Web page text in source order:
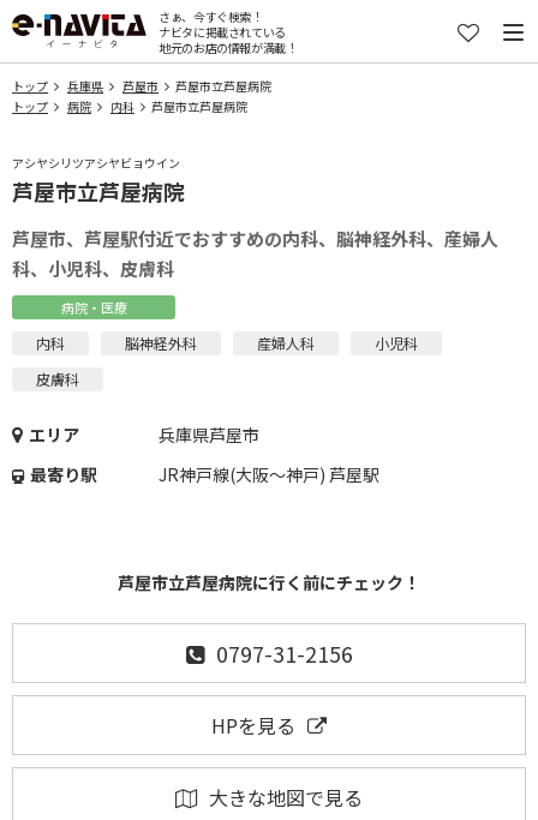
さぁ、今すぐ検索！
ナビタに掲載されている
地元のお店の情報が満載！
トップ 兵庫県 芦屋市
芦屋市立芦屋病院
トップ
病院 内科 芦屋市立芦屋病院
アシヤシリツアシヤビョウイン
芦屋市立芦屋病院
芦屋市、芦屋駅付近でおすすめの内科、脳神経外科、産婦人
科、小児科、皮膚科
病院・医療
内科 脳神経外科 産婦人科
小児科
皮膚科
エリア
兵庫県芦屋市
最寄り駅
JR神戸線(大阪～神戸) 芦屋駅
芦屋市立芦屋病院に行く前にチェック！
0797-31-2156
HPを見る
大きな地図で見る